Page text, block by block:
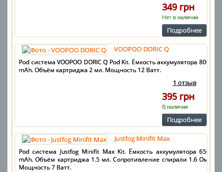
349 грн
Нет в наличии
Подробнее
VOOPOO DORIC Q
Pod система VOOPOO DORIC Q Pod Kit. Ёмкость аккумулятора 800
mAh. Объём картриджа 2 мл. Мощность 12 Ватт.
1 отзыв
395 грн
В наличии
Подробнее
Justfog Minifit Max
Pod система Justfog Minifit Max Kit. Ёмкость аккумулятора 650
mAh. Объём картриджа 1.5 мл. Сопротивление спирали 1.6 Ом.
Мощность 7 Ватт.